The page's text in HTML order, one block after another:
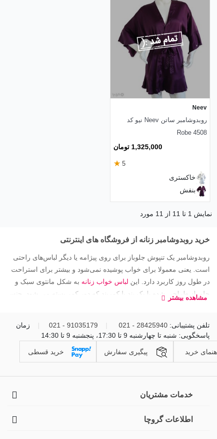
Neev
روبدوشامبر ساتن Neev نیو کد
Robe 4508
1,325,000 تومان
5
★
خاکستری
بنفش
نمایش 1 تا 11 از 11 مورد
خرید روبدوشامبر زنانه از فروشگاه های اینترنتی
روبدوشامبر یک تنپوش جلوباز برای روی پیژامه یا دیگر لباس‌های راحتی
است. یعنی معمولا برای خواب پوشیده نمی‌شود و بیشتر برای استراحت
در طول روز کاربرد دارد. این لباس خواب زنانه به شکل مانتوی سبک و
جلو باز طراحی شده با یک بند یا کمربند که دور کمر بسته می شود. جنس
زنانه حتما حواستان به جنس و سایز آن باشد.
مشاهده بیشتر
تلفن پشتیبانی: 28425940 - 021
91035179 - 021
زمان
پاسخگویی: شنبه تا چهارشنبه 9 تا 17:30، پنجشنبه 9 تا 14:30
خرید پیگیری سفارش خرید قسطی
خدمات مشتریان
اطلاعات گروچا